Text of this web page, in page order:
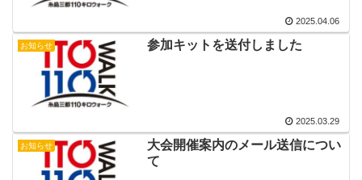
2025.04.06
お知らせ 参加キットを送付しました
2025.03.29
お知らせ
大会開催案内のメール送信につい
て